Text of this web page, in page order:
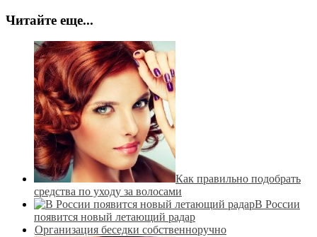
Читайте еще...
Как правильно подобрать
средства по уходу за волосами
В России
появится новый летающий радар
Организация беседки собственноручно